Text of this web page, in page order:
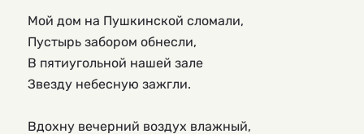
Мой дом на Пушкинской сломали,
Пустырь забором обнесли,
В пятиугольной нашей зале
Звезду небесную зажгли.
Вдохну вечерний воздух влажный,